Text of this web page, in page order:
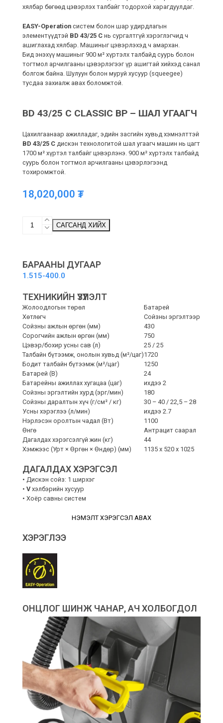
хялбар бөгөөд цэвэрлэх талбайг тодорхой харагдуулдаг.
EASY-Operationсистем болон шар удирдлагын
элементүүдтэй BD 43/25 Cнь сургалтгүй хэрэглэгчид ч
ашиглахад хялбар. Машиныг цэвэрлэхэд ч амархан.
Бид энэхүү машиныг 900 м² хүртэлх талбайд суурь болон
тогтмол арчилгааны цэвэрлэгээг үр ашигтай хийхэд санал
болгож байна. Шулуун болон муруй хусуур (squeegee)
тусдаа захиалж авах боломжтой.
BD 43/25 C CLASSIC BP – ШАЛ УГААГЧ
Цахилгаанаар ажилладаг, эдийн засгийн хувьд хэмнэлттэй
BD 43/25 Cдискэн технологитой шал угаагч машин нь цагт
1700 м² хүртэл талбайг цэвэрлэнэ. 900 м² хүртэлх талбайд
суурь болон тогтмол арчилгааны цэвэрлэгээнд
тохиромжтой.
18,020,000 ₮
43/25
-
Шал
quantity
САГСАНД ХИЙХ
БАРААНЫ ДУГААР
1.515-400.0
ТЕХНИКИЙН ҮЗҮҮЛЭЛТ
Жолоодлогын төрөл
Батарей
Хөтлөгч
Сойзны эргэлтээр
Сойзны ажлын өргөн (мм)
430
Сорогчийн ажлын өргөн (мм)
750
Цэвэр/бохир усны сав (л)
25 / 25
Талбайн бүтээмж, онолын хувьд (м²/цаг)1720
Бодит талбайн бүтээмж (м²/цаг)
1250
Батарей (В)
24
Батарейны ажиллах хугацаа (цаг)
ихдээ 2
Сойзны эргэлтийн хурд (эрг/мин)
180
Сойзны даралтын хүч (г/см² / кг)
30 – 40 / 22,5 – 28
Усны хэрэглээ (л/мин)
ихдээ 2.7
Нэрлэсэн оролтын чадал (Вт)
1100
Өнгө
Антрацит саарал
Дагалдах хэрэгсэлгүй жин (кг)
44
Хэмжээс (Урт × Өргөн × Өндөр) (мм)
1135 x 520 x 1025
ДАГАЛДАХ ХЭРЭГСЭЛ
• Дискэн сойз: 1 ширхэг
• Vхэлбэрийн хусуур
• Хоёр савны систем
НЭМЭЛТ ХЭРЭГСЭЛ АВАХ
ХЭРЭГЛЭЭ
ОНЦЛОГ ШИНЖ ЧАНАР, АЧ ХОЛБОГДОЛ